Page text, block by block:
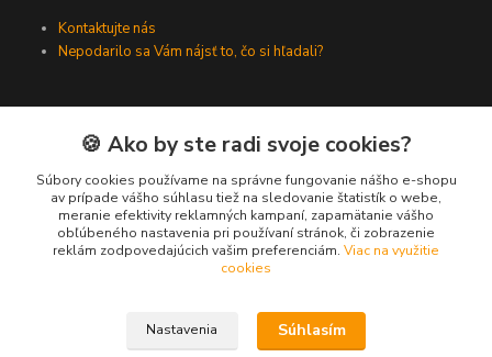
Kontaktujte nás
Nepodarilo sa Vám nájsť to, čo si hľadali?
Kontakty
Zákaznícka podpora SMARTINO.sk
(Po-Pia, 8-16 hod.)
info@smartino.sk
🍪 Ako by ste radi svoje cookies?
Súbory cookies používame na správne fungovanie nášho e-shopu
av prípade vášho súhlasu tiež na sledovanie štatistík o webe,
meranie efektivity reklamných kampaní, zapamätanie vášho
obľúbeného nastavenia pri používaní stránok, či zobrazenie
reklám zodpovedajúcich vašim preferenciám. Viac na využitie
cookies
Nastavenia Súhlasím